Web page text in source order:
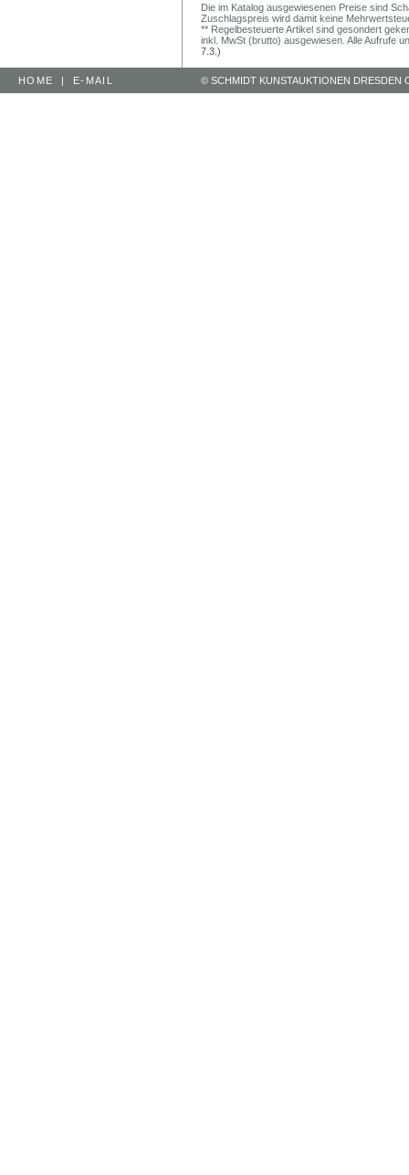
Die im Katalog ausgewiesenen Preise sind
Zuschlagspreis wird damit keine
** Regelbesteuerte Artikel sind gesondert
inkl. MwSt (brutto) ausgewiesen. Alle Aufrufe
7.3.)
HOME | E-MAIL © SCHMIDT KUNSTAUKTIONEN DRESDEN